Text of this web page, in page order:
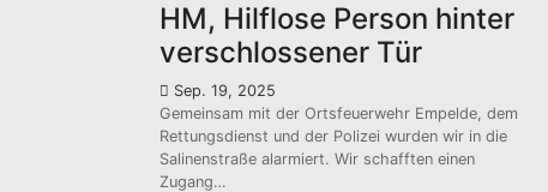
HM, Hilflose Person hinter
verschlossener Tür
Sep. 19, 2025
Gemeinsam mit der Ortsfeuerwehr Empelde, dem
Rettungsdienst und der Polizei wurden wir in die
Salinenstraße alarmiert. Wir schafften einen
Zugang…